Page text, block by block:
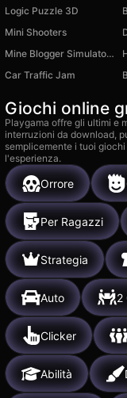
Logic Puzzle 3D
Mini Shooters
Mine Blogger Simulator 3D
Car Traffic Jam
Giochi online
Playgama offre gli ultimi e
interruzioni da download,
semplicemente i tuoi
l'esperienza.
Orrore
Per Ragazzi
Strategia
Auto 2
Clicker
Abilità